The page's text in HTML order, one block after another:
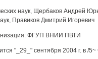
наук, Щербаков Андрей
Правиков Дмитрий Игоревич
ФГУП ВНИИ ПВТИ
"_29_" сентября 2004 г. в /5~